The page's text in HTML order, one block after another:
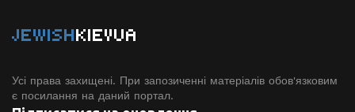
JEWISHKIEVUA
Усі права захищені. При запозиченні матеріалів обов'язковим
є посилання на даний портал.